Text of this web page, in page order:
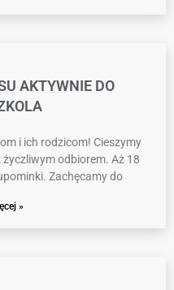
AKTYWNIE DO
i ich rodzicom! Cieszymy
życzliwym odbiorem. Aż 18
Zachęcamy do
»